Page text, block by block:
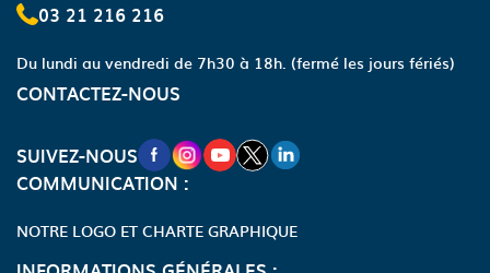
03 21 216 216
Du lundi au vendredi de 7h30 à 18h. (fermé les jours fériés)
CONTACTEZ-NOUS
SUIVEZ-NOUSNOUVELLE FENÊTRE VERS LA PAGE
NOUVELLE FENÊTRE VERS LA
NOUVELLE FENÊTRE VERS LA
NOUVELLE FENÊTRE VERS
NOUVELLE FENÊTRE
COMMUNICATION :
NOTRE LOGO ET CHARTE GRAPHIQUE